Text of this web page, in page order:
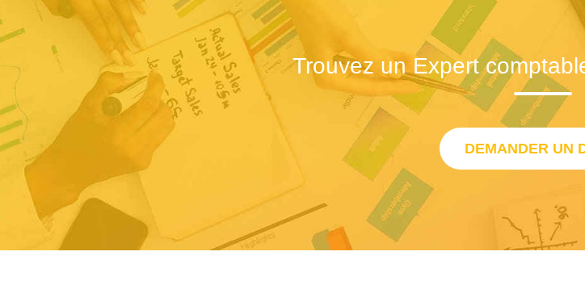
Trouvez un Expert
DEMANDER UN